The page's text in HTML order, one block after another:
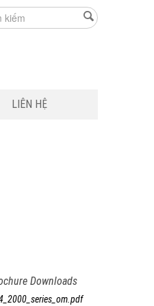
LIÊN HỆ
Downloads